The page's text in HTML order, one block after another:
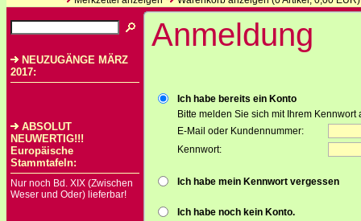
NEUZUGÄNGE MÄRZ
2017:
ABSOLUT
NEUWERTIG!!!
Europäische
Stammtafeln:
Nur noch Bd. XIX (Zwischen
Weser und Oder) lieferbar!
Anmeldung
Ich habe bereits ein Konto
Bitte melden Sie sich mit Ihrem Kennwort
E-Mail oder Kundennummer:
Kennwort:
Ich habe mein Kennwort vergessen
Ich habe noch kein Konto.